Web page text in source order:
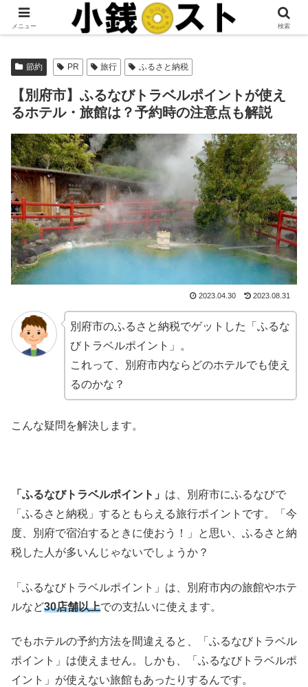
当サイトではアフィリエイト広告を掲載しています。
節約 PR 旅行 ふるさと納税
【別府市】ふるなびトラベルポイントが使え
るホテル・旅館は？予約時の注意点も解説
2023.04.30 2023.08.31
別府市のふるさと納税でゲットした「ふるな
びトラベルポイント」。
これって、別府市内ならどのホテルでも使え
るのかな？
こんな疑問を解決します。
「ふるなびトラベルポイント」 は、別府市にふるなびで
「ふるさと納税」するともらえる旅行ポイントです。「今
度、別府で宿泊するときに使おう！」と思い、ふるさと納
税した人が多いんじゃないでしょうか？
「ふるなびトラベルポイント」は、別府市内の旅館やホテ
ルなど30店舗以上での支払いに使えます。
でもホテルの予約方法を間違えると、「ふるなびトラベル
ポイント」は使えません。しかも、「ふるなびトラベルポ
イント」が使えない旅館もあったりするんです。
メニュー 検索